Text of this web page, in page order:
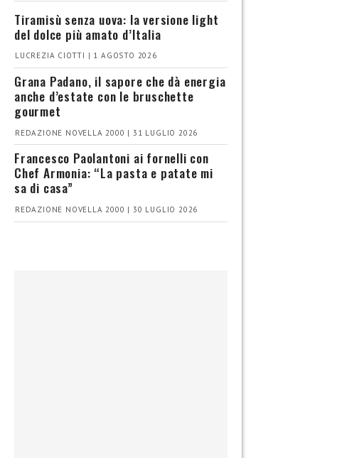
Tiramisù senza uova: la versione light
del dolce più amato d’Italia
LUCREZIA CIOTTI | 1 AGOSTO 2026
Grana Padano, il sapore che dà energia
anche d’estate con le bruschette
gourmet
REDAZIONE NOVELLA 2000 | 31 LUGLIO 2026
Francesco Paolantoni ai fornelli con
Chef Armonia: “La pasta e patate mi
sa di casa”
REDAZIONE NOVELLA 2000 | 30 LUGLIO 2026